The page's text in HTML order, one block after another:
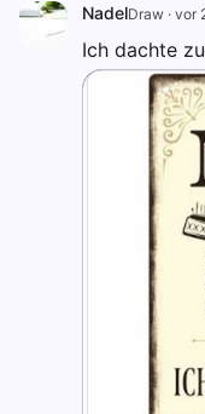
NadelDraw · vor
Ich dachte